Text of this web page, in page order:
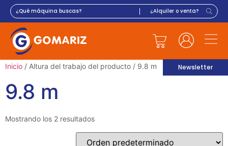
Newsletter
Inicio / Altura del trabajo del producto / 9.8 m
9.8 m
Mostrando los 2 resultados